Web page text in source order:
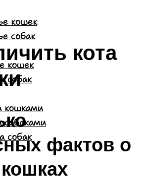
кошек
собак
кошек
собак
кошками
собаками
собак
кота
фактов о